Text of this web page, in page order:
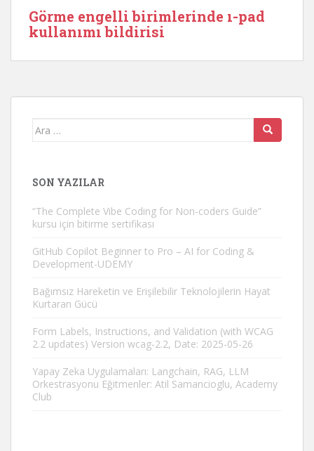
Görme engelli birimlerinde ı-pad
kullanımı bildirisi
Arama
SON YAZILAR
“The Complete Vibe Coding for Non-coders Guide”
kursu için bitirme sertifikası
GitHub Copilot Beginner to Pro – AI for Coding &
Development-UDEMY
Bağımsız Hareketin ve Erişilebilir Teknolojilerin Hayat
Kurtaran Gücü
Form Labels, Instructions, and Validation (with WCAG
2.2 updates) Version wcag-2.2, Date: 2025-05-26
Yapay Zeka Uygulamaları: Langchain, RAG, LLM
Orkestrasyonu Eğitmenler: Atil Samancioglu, Academy
Club